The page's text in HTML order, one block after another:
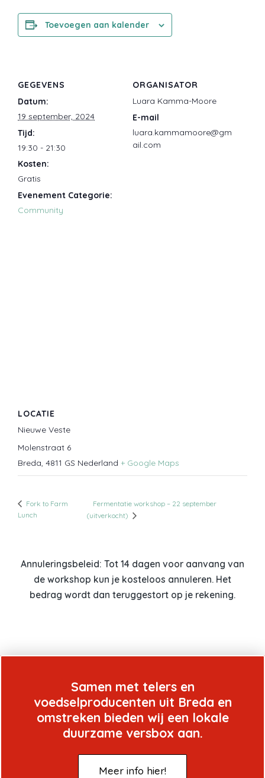
Toevoegen aan kalender
GEGEVENS
Datum:
19 september, 2024
Tijd:
19:30 - 21:30
Kosten:
Gratis
Evenement Categorie:
Community
ORGANISATOR
Luara Kamma-Moore
E-mail
luara.kammamoore@gm
ail.com
LOCATIE
Nieuwe Veste
Molenstraat 6
Breda, 4811 GS Nederland + Google Maps
Fork to Farm
Lunch
Fermentatie workshop – 22 september
(uitverkocht)
Annuleringsbeleid: Tot 14 dagen voor aanvang van
de workshop kun je kosteloos annuleren. Het
bedrag wordt dan teruggestort op je rekening.
Samen met telers en
voedselproducenten uit Breda en
omstreken bieden wij een lokale
duurzame versbox aan.
Meer info hier!